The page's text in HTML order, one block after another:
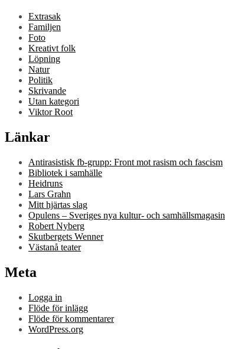
Extrasak
Familjen
Foto
Kreativt folk
Löpning
Natur
Politik
Skrivande
Utan kategori
Viktor Root
Länkar
Antirasistisk fb-grupp: Front mot rasism och fascism
Bibliotek i samhälle
Heidruns
Lars Grahn
Mitt hjärtas slag
Opulens – Sveriges nya kultur- och samhällsmagasin
Robert Nyberg
Skutbergets Wenner
Västanå teater
Meta
Logga in
Flöde för inlägg
Flöde för kommentarer
WordPress.org